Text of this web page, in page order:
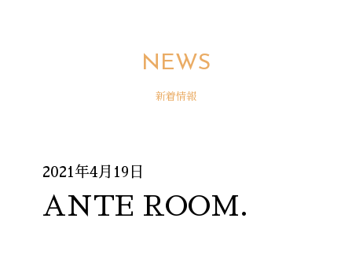
NEWS
新着情報
2021年4月19日
ANTE ROOM.